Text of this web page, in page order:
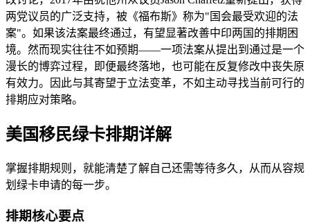
两党议员的广泛支持，被《福布斯》称为"国会最受欢迎的法
案"。如果该法案最终通过，有望显著改善中印两国的排期困
境。然而现实往往不如预期——一项法案从提出到通过是一个
漫长的博弈过程，即便最终落地，也可能在反复修改中丧失原
有效力。因此与其寄望于立法变革，不如主动寻找当前可行的
排期应对策略。
美国移民绿卡排期详解
掌握排期规则，就能清楚了解自己还需等待多久，从而从容规
划绿卡申请的每一步。
排期核心要点